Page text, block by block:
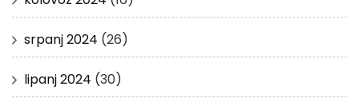
srpanj 2024 (26)
lipanj 2024 (30)